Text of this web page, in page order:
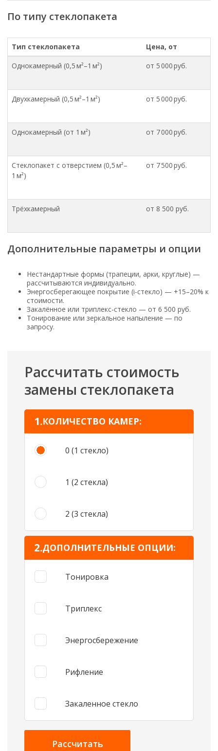
По типу стеклопакета
Тип стеклопакета Цена, от
Однокамерный (0,5 м²–1 м²) от 5 000 руб.
Двухкамерный (0,5 м²–1 м²) от 5 000 руб.
Однокамерный (от 1 м²) от 7 000 руб.
Стеклопакет с отверстием (0,5 м²–
1 м²)
от 7 500 руб.
Трёхкамерный от 8 500 руб.
Дополнительные параметры и опции
Нестандартные формы (трапеции, арки, круглые) —
рассчитываются индивидуально.
Энергосберегающее покрытие (i-стекло) — +15–20% к
стоимости.
Закалённое или триплекс-стекло — от 6 500 руб.
Тонирование или зеркальное напыление — по
запросу.
Рассчитать стоимость
замены стеклопакета
КОЛИЧЕСТВО КАМЕР:
0 (1 стекло)
1 (2 стекла)
2 (3 стекла)
ДОПОЛНИТЕЛЬНЫЕ ОПЦИИ:
Тонировка
Триплекс
Энергосбережение
Рифление
Закаленное стекло